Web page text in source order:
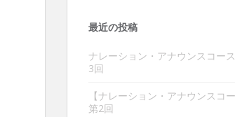
最近の投稿
ナレーション・アナウンスコー
3回
【ナレーション・アナウンスコ
第2回